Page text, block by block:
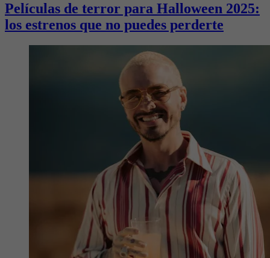
Películas de terror para Halloween 2025:
los estrenos que no puedes perderte